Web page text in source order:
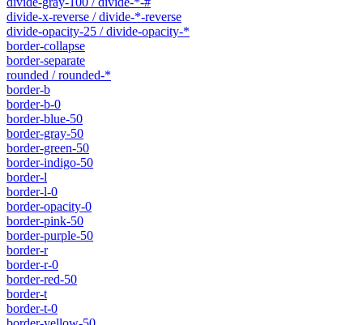
divide-x-reverse / divide-*-reverse
divide-opacity-25 / divide-opacity-*
border-collapse
border-separate
rounded / rounded-*
border-b
border-b-0
border-blue-50
border-gray-50
border-green-50
border-indigo-50
border-l
border-l-0
border-opacity-0
border-pink-50
border-purple-50
border-r
border-r-0
border-red-50
border-t
border-t-0